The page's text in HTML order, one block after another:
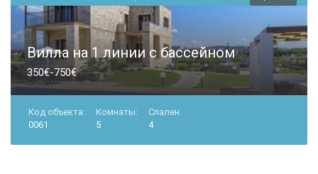
Вилла на 1 линии с бассейном
350€-750€
Код объекта:
0061
Комнаты:
5
Спален:
4